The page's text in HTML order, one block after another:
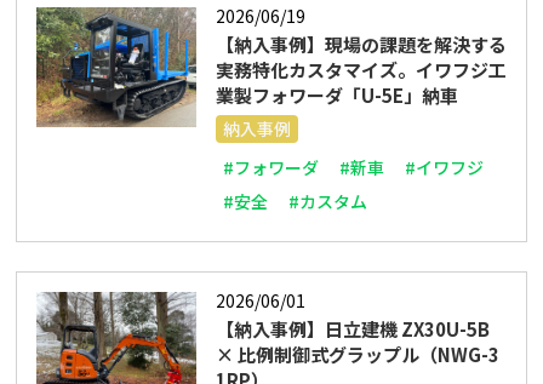
2026/06/19
【納入事例】現場の課題を解決する
実務特化カスタマイズ。イワフジ工
業製フォワーダ「U-5E」納車
納入事例
#フォワーダ
#新車
#イワフジ
#安全
#カスタム
2026/06/01
【納入事例】日立建機 ZX30U-5B
× 比例制御式グラップル（NWG-3